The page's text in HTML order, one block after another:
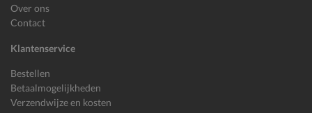
Over ons
Contact
Klantenservice
Bestellen
Betaalmogelijkheden
Verzendwijze en kosten